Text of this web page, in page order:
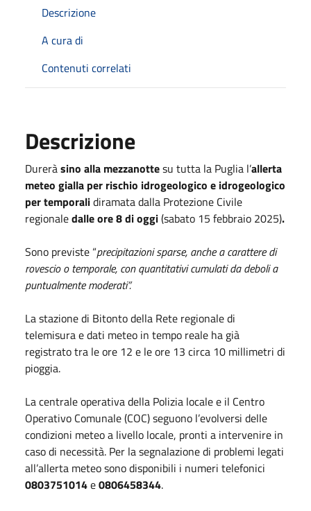
Descrizione
A cura di
Contenuti correlati
Descrizione
Dureràsino alla mezzanottesu tutta la Puglia l’allerta
meteo gialla per rischio idrogeologico e idrogeologico
per temporalidiramata dalla Protezione Civile
regionaledalle ore 8 di oggi(sabato 15 febbraio 2025).
Sono previste “precipitazioni sparse, anche a carattere di
rovescio o temporale, con quantitativi cumulati da deboli a
puntualmente moderati”.
La stazione di Bitonto della Rete regionale di
telemisura e dati meteo in tempo reale ha già
registrato tra le ore 12 e le ore 13 circa 10 millimetri di
pioggia.
La centrale operativa della Polizia locale e il Centro
Operativo Comunale (COC) seguono l’evolversi delle
condizioni meteo a livello locale, pronti a intervenire in
caso di necessità. Per la segnalazione di problemi legati
all’allerta meteo sono disponibili i numeri telefonici
0803751014e0806458344.